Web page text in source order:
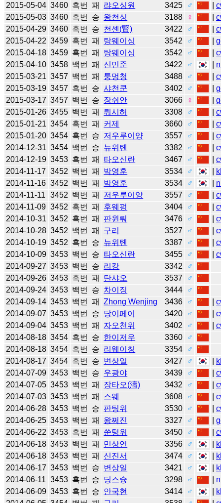
2015-05-04 3460 흑번 패 랴오싱원 3425 ♂ |
2015-05-03 3460 흑번 승 왕천싱 3188 ♀ |
2015-04-29 3460 흑번 승 천셴(賢) 3422 ♂ |
2015-04-22 3459 흑번 패 탕웨이싱 3542 ♂ |
2015-04-18 3459 흑번 패 탕웨이싱 3542 ♂ |
2015-04-10 3458 백번 패 신민준 3422 ♂
2015-03-21 3457 백번 패 퉁멍청 3488 ♂ |
2015-03-19 3457 흑번 승 샤천쿤 3402 ♂ |
2015-03-17 3457 백번 승 장쉬안 3066 ♀ |
2015-01-26 3455 백번 패 뤄시허 3308 ♂ |
2015-01-21 3454 흑번 패 커제 3660 ♂ |
2015-01-20 3454 흑번 승 저우루이양 3557 ♂ |
2014-12-31 3454 백번 승 뉴위톈 3382 ♂ |
2014-12-19 3453 흑번 패 타오신란 3467 ♂ |
2014-11-17 3452 백번 패 박영훈 3534 ♂
2014-11-16 3452 백번 패 박영훈 3534 ♂
2014-11-11
3452 백번 패 저우루이양 3557 ♂ |
2014-11-09 3452 흑번 패 후웨펑 3404 ♂ |
2014-10-31 3452 흑번 패 판윈뤄 3476 ♂ |
2014-10-28 3452 백번 패 구리 3527 ♂ |
2014-10-19 3452 흑번 승 뉴위톈 3387 ♂ |
2014-10-09 3453 백번 승 타오신란 3455 ♂ |
2014-09-27 3453 백번 승 리캉 3342
♂
2014-09-26 3453 흑번 패 탄샤오 3537
♂
2014-09-24 3453 백번 승 차이징 3444
♂
2014-09-14 3453 백번 패 Zhong Wenjing 3436 ♂ |
2014-09-07 3453 백번 승 당이페이 3420 ♂ |
2014-09-04 3453 백번 패 자오천위 3402 ♂ |
2014-08-18 3454 흑번 승 한이저우 3360
♂
2014-08-18 3454 흑번 승 리웨이칭 3354
♂
2014-08-17 3454 흑번 승 변상일 3427 ♂
2014-07-09 3453 백번 승 우광야 3439 ♂ |
2014-07-05 3453 백번 패 장타오(濤) 3432 ♂ |
2014-07-03 3453 백번 패 스웨 3608 ♂ |
2014-06-28 3453 백번 승 판팅위 3530 ♂ |
2014-06-25 3453 백번 패 왕쩌진 3327 ♂ |
2014-06-22 3453 흑번 패 쑨텅위 3450 ♂ |
2014-06-18 3453 백번 패 민상연 3356 ♂
2014-06-18 3453 백번 패 신진서 3474 ♂
2014-06-17 3453 백번 승 변상일 3421 ♂
2014-06-11 3453 흑번 승 딩스슝 3298 ♂
2014-06-09 3453 흑번 승 안국현 3414 ♂